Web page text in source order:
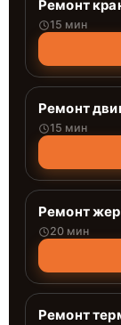
Ремонт
15 мин
Ремонт
15 мин
Ремонт
20 мин
Ремонт